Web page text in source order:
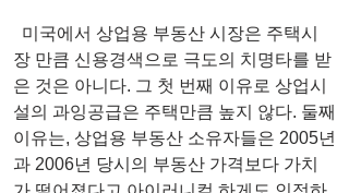
장 만큼 신용경색으로 극도의 치명타를 받
은 것은 아니다. 그 첫 번째 이유로 상업시
설의 과잉공급은 주택만큼 높지 않다. 둘째
이유는, 상업용 부동산 소유자들은 2005년
과 2006년 당시의 부동산 가격보다 가치